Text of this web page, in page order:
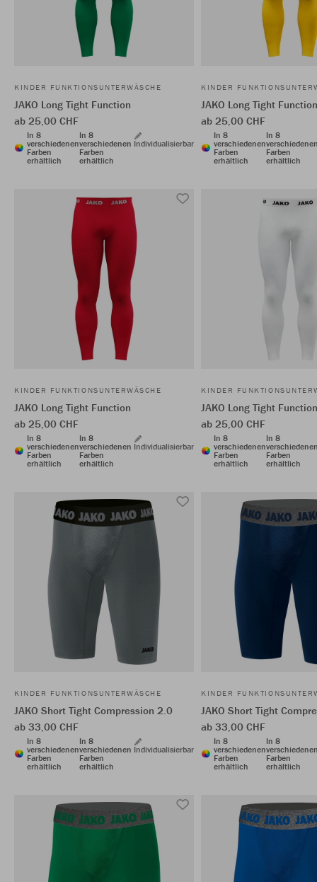
KINDER FUNKTIONSUNTERWÄSCHE
JAKO Long Tight Function
ab 25,00 CHF
In 8
verschiedenen
Farben
erhältlich
In 8
verschiedenen
Farben
erhältlich
Individualisierbar
KINDER
JAKO Long Tight Function
ab 25,00 CHF
In 8
verschiedenen
Farben
erhältlich
In 8
Farben
erhältlich
KINDER FUNKTIONSUNTERWÄSCHE
JAKO Long Tight Function
ab 25,00 CHF
In 8
verschiedenen
Farben
erhältlich
In 8
verschiedenen
Farben
erhältlich
Individualisierbar
KINDER
JAKO Long Tight Function
ab 25,00 CHF
In 8
verschiedenen
Farben
erhältlich
In 8
Farben
erhältlich
KINDER FUNKTIONSUNTERWÄSCHE
JAKO Short Tight Compression 2.0
ab 33,00 CHF
In 8
verschiedenen
Farben
erhältlich
In 8
verschiedenen
Farben
erhältlich
Individualisierbar
KINDER
JAKO Short Tight
ab 33,00 CHF
In 8
verschiedenen
Farben
erhältlich
In 8
Farben
erhältlich